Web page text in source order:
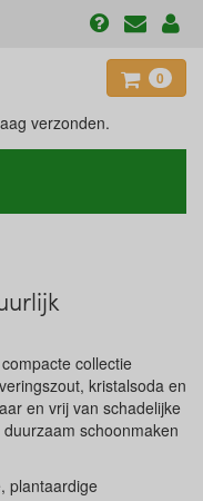
0
verzonden.
collectie
kristalsoda en
en vrij van schadelijke
schoonmaken
plantaardige